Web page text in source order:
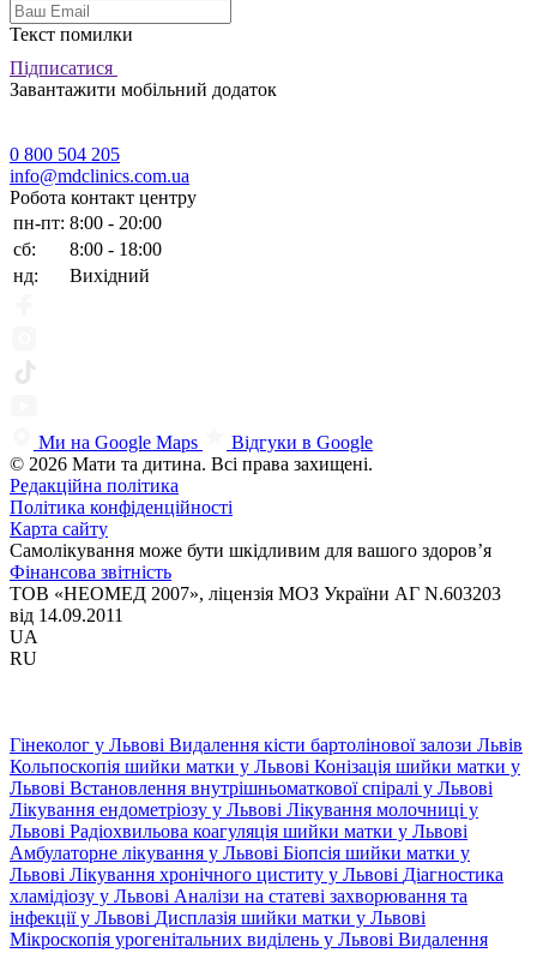
Текст помилки
Підписатися
Завантажити мобільний додаток
0 800 504 205
info@mdclinics.com.ua
Робота контакт центру
пн-пт: 8:00 - 20:00
сб:
8:00 - 18:00
нд:
Вихідний
Ми на Google Maps
Відгуки в Google
© 2026 Мати та дитина. Всі права захищені.
Редакційна політика
Політика конфіденційності
Карта сайту
Самолікування може бути шкідливим для вашого здоров’я
Фінансова звітність
ТОВ «НЕОМЕД 2007», ліцензія МОЗ України АГ N.603203
від 14.09.2011
UA
RU
Гінеколог у Львові Видалення кісти бартолінової залози Львів
Кольпоскопія шийки матки у Львові Конізація шийки матки у
Львові Встановлення внутрішньоматкової спіралі у Львові
Лікування ендометріозу у Львові Лікування молочниці у
Львові Радіохвильова коагуляція шийки матки у Львові
Амбулаторне лікування у Львові Біопсія шийки матки у
Львові Лікування хронічного циститу у Львові Діагностика
хламідіозу у Львові Аналізи на статеві захворювання та
інфекції у Львові Дисплазія шийки матки у Львові
Мікроскопія урогенітальних виділень у Львові Видалення